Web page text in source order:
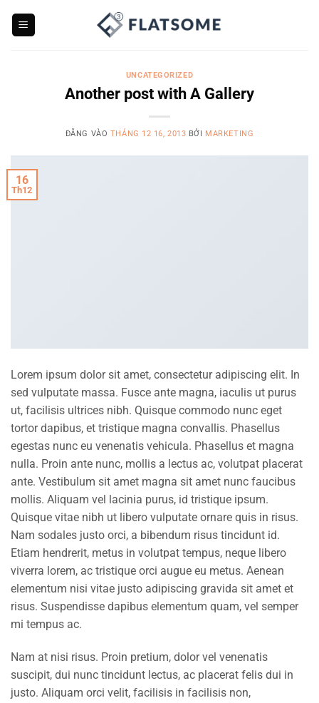
UNCATEGORIZED
Another post with A Gallery
ĐĂNG VÀO THÁNG 12 16, 2013 BỞI MARKETING
16
Th12
Lorem ipsum dolor sit amet, consectetur adipiscing elit. In
sed vulputate massa. Fusce ante magna, iaculis ut purus
ut, facilisis ultrices nibh. Quisque commodo nunc eget
tortor dapibus, et tristique magna convallis. Phasellus
egestas nunc eu venenatis vehicula. Phasellus et magna
nulla. Proin ante nunc, mollis a lectus ac, volutpat placerat
ante. Vestibulum sit amet magna sit amet nunc faucibus
mollis. Aliquam vel lacinia purus, id tristique ipsum.
Quisque vitae nibh ut libero vulputate ornare quis in risus.
Nam sodales justo orci, a bibendum risus tincidunt id.
Etiam hendrerit, metus in volutpat tempus, neque libero
viverra lorem, ac tristique orci augue eu metus. Aenean
elementum nisi vitae justo adipiscing gravida sit amet et
risus. Suspendisse dapibus elementum quam, vel semper
mi tempus ac.
Nam at nisi risus. Proin pretium, dolor vel venenatis
suscipit, dui nunc tincidunt lectus, ac placerat felis dui in
justo. Aliquam orci velit, facilisis in facilisis non,